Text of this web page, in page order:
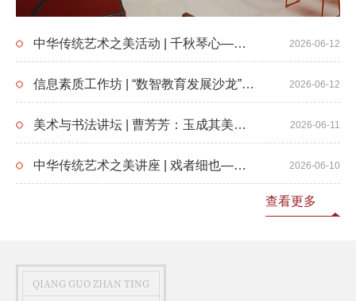
2026-06-12
中华传统艺术之美活动 | 千秋琴心——查阜西先生逝世五十周年纪念
2026-06-12
信息素质工作坊 | “数智教育发展沙龙”第13期：怎么写与为何写——AI时代写作“教”与“学”的未来
2026-06-11
美术与书法讲坛 | 曹芳芳：玉成其美：中国古代工艺审美中的“如玉”追求
2026-06-10
中华传统艺术之美讲座 | 戏者细也——老北京戏曲人张永和的编剧艺术与梨园人生
查看更多
QIANG GUO ZHAN TING